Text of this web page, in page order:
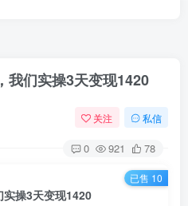
我们实操3天变现1420
关注 私信
0 921 78
操3天变现1420
已售 10